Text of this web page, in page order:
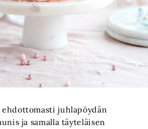
ehdottomasti juhlapöydän
ja samalla täyteläisen